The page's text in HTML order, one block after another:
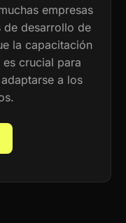
empresas
de desarrollo de
la capacitación
crucial para
a los